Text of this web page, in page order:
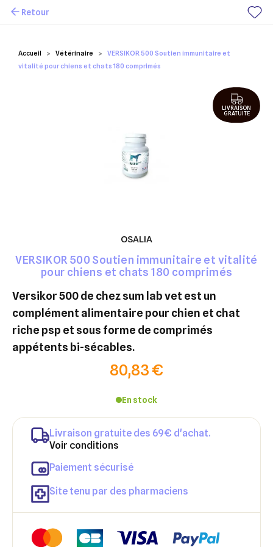
Mes favoris
Accueil Vétérinaire
VERSIKOR 500 Soutien immunitaire et
vitalité pour chiens et chats 180 comprimés
Retour
OSALIA
VERSIKOR 500 Soutien immunitaire et vitalité
pour chiens et chats 180 comprimés
versikor 500 de chez sum lab vet est un
complément alimentaire pour chien et chat
riche psp et sous forme de comprimés
appétents bi-sécables.
80,83 €
En stock
Livraison gratuite des 69€ d'achat.
Voir conditions
Paiement sécurisé
Site tenu par des pharmaciens
LIVRAISON
GRATUITE